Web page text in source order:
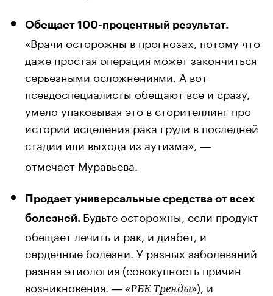
Обещает 100-процентный результат.
«Врачи осторожны в прогнозах, потому что
даже простая операция может закончиться
серьезными осложнениями. А вот
псевдоспециалисты обещают все и сразу,
умело упаковывая это в сторителлинг про
истории исцеления рака груди в последней
стадии или выхода из аутизма», —
отмечает Муравьева.
Продает универсальные средства от всех
болезней. Будьте осторожны, если продукт
обещает лечить и рак, и диабет, и
сердечные болезни. У разных заболеваний
разная этиология (совокупность причин
возникновения. — «РБК Тренды»), и